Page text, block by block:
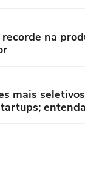
na
mais